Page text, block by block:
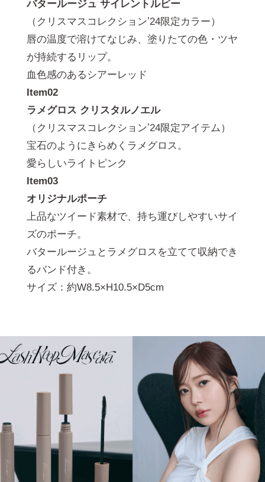
バタールージュ サイレントルビー
（クリスマスコレクションʼ24限定カラー）
唇の温度で溶けてなじみ、塗りたての⾊・ツヤ
が持続するリップ。
⾎⾊感のあるシアーレッド
Item02
ラメグロス クリスタルノエル
（クリスマスコレクションʼ24限定アイテム）
宝⽯のようにきらめくラメグロス。
愛らしいライトピンク
Item03
オリジナルポーチ
上品なツイード素材で、持ち運びしやすいサイ
ズのポーチ。
バタールージュとラメグロスを⽴てて収納でき
るバンド付き。
サイズ：約W8.5×H10.5×D5cm